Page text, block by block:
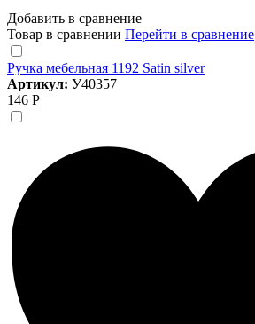
Добавить в сравнение
Товар в сравнении Перейти в сравнение
Ручка мебельная 1192 Satin silver
Артикул: У40357
146 Р